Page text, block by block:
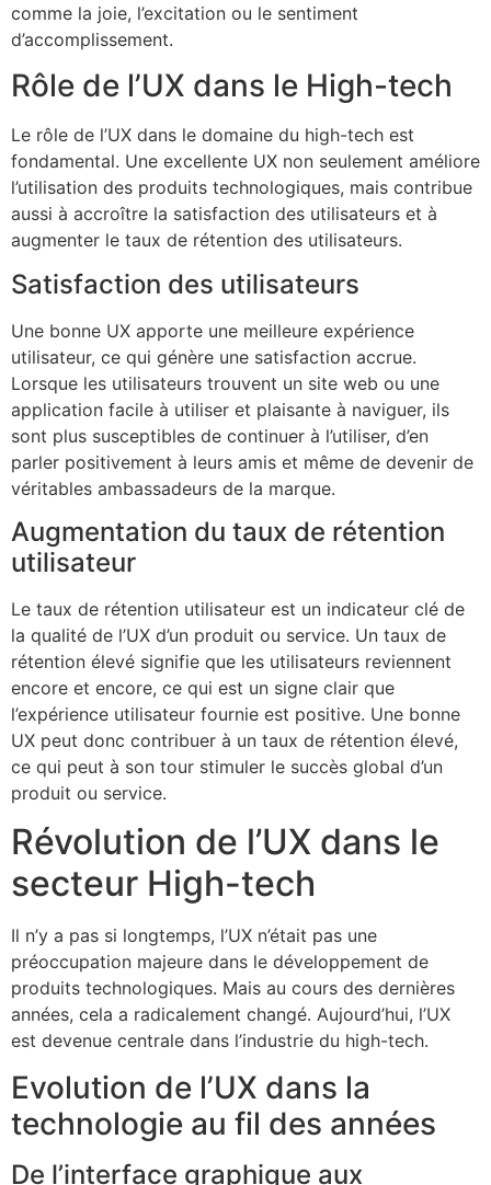
comme la joie, l’excitation ou le sentiment
d’accomplissement.
Rôle de l’UX dans le High-tech
Le rôle de l’UX dans le domaine du high-tech est
fondamental. Une excellente UX non seulement améliore
l’utilisation des produits technologiques, mais contribue
aussi à accroître la satisfaction des utilisateurs et à
augmenter le taux de rétention des utilisateurs.
Satisfaction des utilisateurs
Une bonne UX apporte une meilleure expérience
utilisateur, ce qui génère une satisfaction accrue.
Lorsque les utilisateurs trouvent un site web ou une
application facile à utiliser et plaisante à naviguer, ils
sont plus susceptibles de continuer à l’utiliser, d’en
parler positivement à leurs amis et même de devenir de
véritables ambassadeurs de la marque.
Augmentation du taux de rétention
utilisateur
Le taux de rétention utilisateur est un indicateur clé de
la qualité de l’UX d’un produit ou service. Un taux de
rétention élevé signifie que les utilisateurs reviennent
encore et encore, ce qui est un signe clair que
l’expérience utilisateur fournie est positive. Une bonne
UX peut donc contribuer à un taux de rétention élevé,
ce qui peut à son tour stimuler le succès global d’un
produit ou service.
Révolution de l’UX dans le
secteur High-tech
Il n’y a pas si longtemps, l’UX n’était pas une
préoccupation majeure dans le développement de
produits technologiques. Mais au cours des dernières
années, cela a radicalement changé. Aujourd’hui, l’UX
est devenue centrale dans l’industrie du high-tech.
Evolution de l’UX dans la
technologie au fil des années
De l’interface graphique aux